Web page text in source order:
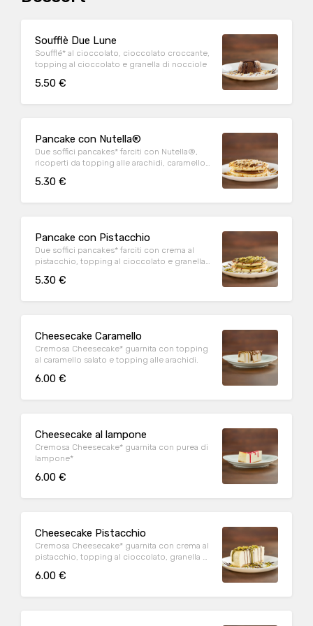
Soufflè Due Lune
Soufflé* al cioccolato, cioccolato croccante,
topping al cioccolato e granella di nocciole
5.50 €
Pancake con Nutella®
Due soffici pancakes* farciti con Nutella®,
ricoperti da topping alle arachidi, caramello
5.30 €
Pancake con Pistacchio
Due soffici pancakes* farciti con crema al
pistacchio, topping al cioccolato e granella
5.30 €
Cheesecake Caramello
Cremosa Cheesecake* guarnita con topping
al caramello salato e topping alle arachidi.
6.00 €
Cheesecake al lampone
Cremosa Cheesecake* guarnita con purea di
lampone*
6.00 €
Cheesecake Pistacchio
Cremosa Cheesecake* guarnita con crema al
pistacchio, topping al cioccolato, granella di
6.00 €